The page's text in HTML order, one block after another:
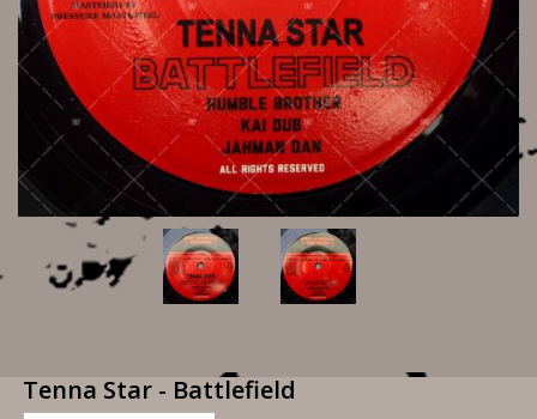
Tenna Star - Battlefield